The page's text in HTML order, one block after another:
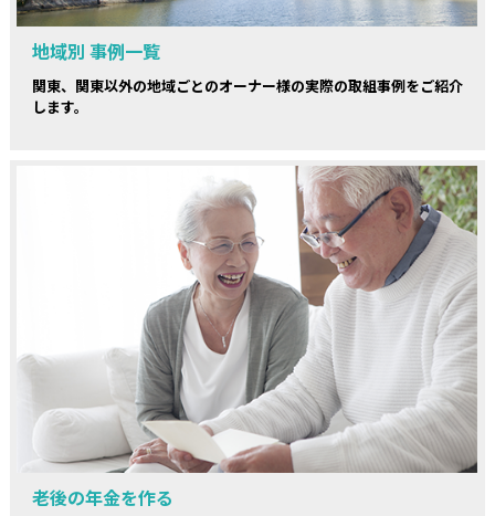
地域別 事例一覧
関東、関東以外の地域ごとのオーナー様の実際の取組事例をご紹介
します。
老後の年金を作る